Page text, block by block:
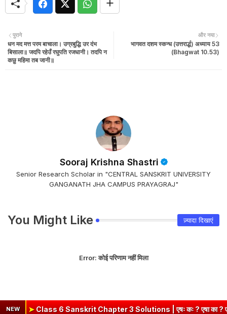
और नया
भागवत दशम स्कन्ध (उत्तरार्द्ध) अध्याय 53
(Bhagwat 10.53)
पुराने
धन मद मत्त परम बाचाला। उग्रबुद्धि उर दंभ
बिसाला॥ जदपि रहेउँ रघुपति रजधानी। तदपि न
कछु महिमा तब जानी॥
Sooraj Krishna Shastri
Senior Research Scholar in "CENTRAL SANSKRIT UNIVERSITY
GANGANATH JHA CAMPUS PRAYAGRAJ"
You Might Like ज़्यादा दिखाएं
Error:कोई परिणाम नहीं मिला
NEW
Sanskrit Chapter 3 Solutions | एषः कः ? एषा का ? एतत् किम् ?